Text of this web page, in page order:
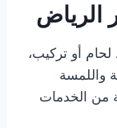
الرياض
أو تركيب،
واللمسة
من الخدمات